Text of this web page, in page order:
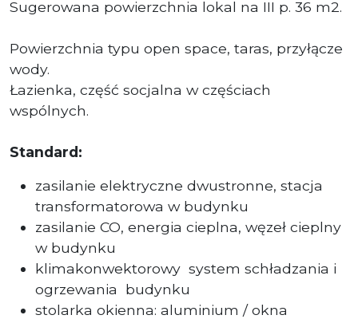
Sugerowana powierzchnia lokal na III p. 36 m2.
Powierzchnia typu open space, taras, przyłącze
wody.
Łazienka, część socjalna w częściach
wspólnych.
Standard:
zasilanie elektryczne dwustronne, stacja
transformatorowa w budynku
zasilanie CO, energia cieplna, węzeł cieplny
w budynku
klimakonwektorowy system schładzania i
ogrzewania budynku
stolarka okienna: aluminium / okna